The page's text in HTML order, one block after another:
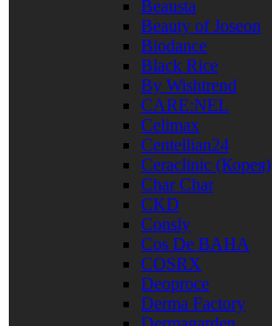
Beausta
Beauty of Joseon
Biodance
Black Rice
By Wishtrend
CARE:NEL
Celimax
Centellian24
Ceraclinic (Корея)
Char Char
CKD
Consly
Cos De BAHA
COSRX
Deoproce
Derma Factory